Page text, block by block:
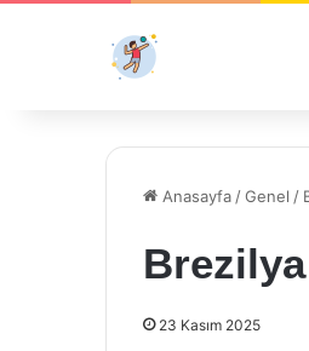
Anasayfa /Genel /
23 Kasım 2025